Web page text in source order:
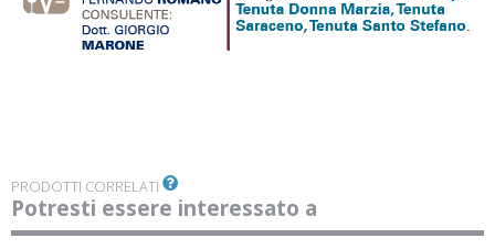
PRODOTTI CORRELATI
Potresti essere interessato a